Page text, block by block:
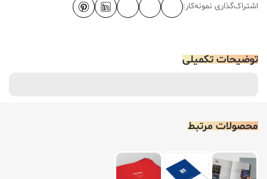
اشتراک‌گذاری نمونه‌کار:
توضیحات تکمیلی
محصولات مرتبط